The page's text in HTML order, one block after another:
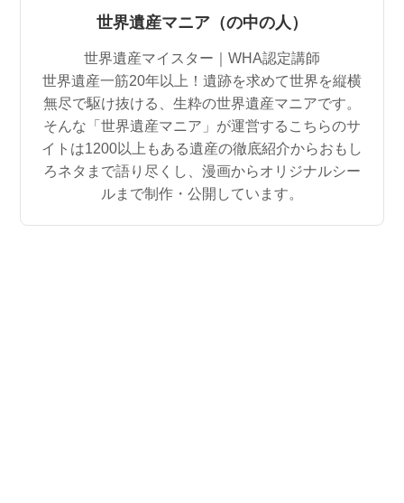
世界遺産マニア（の中の人）
世界遺産マイスター｜WHA認定講師
世界遺産一筋20年以上！遺跡を求めて世界を縦横
無尽で駆け抜ける、生粋の世界遺産マニアです。
そんな「世界遺産マニア」が運営するこちらのサ
イトは1200以上もある遺産の徹底紹介からおもし
ろネタまで語り尽くし、漫画からオリジナルシー
ルまで制作・公開しています。